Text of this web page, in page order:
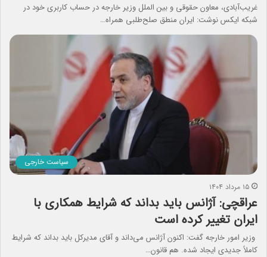
غریب‌آبادی، معاون حقوقی و بین الملل وزیر خارجه در حساب کاربری خود در
شبکه ایکس نوشت: ایران منطق صلح‌طلبی همراه…
سیاست خارجی
۱۵ مرداد ۱۴۰۴
عراقچی: آژانس باید بداند که شرایط همکاری با
ایران تغییر کرده است
وزیر امور خارجه گفت: اکنون آژانس می‌داند و آقای مدیرکل باید بداند که شرایط
کاملاً جدیدی ایجاد شده. هم قانون…